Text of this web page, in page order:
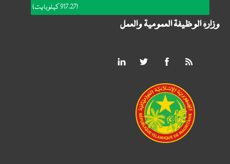
(917.27 كيلوبايت)
وزارة الوظيفة العمومية والعمل